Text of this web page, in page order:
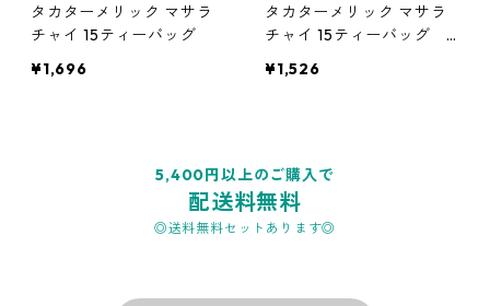
タカターメリック マサラ
チャイ 15ティーバッグ
¥1,696
タカターメリック マサラ
チャイ 15ティーバッグ
¥1,526
5,400円以上のご購入で
配送料無料
◎送料無料セットあります◎